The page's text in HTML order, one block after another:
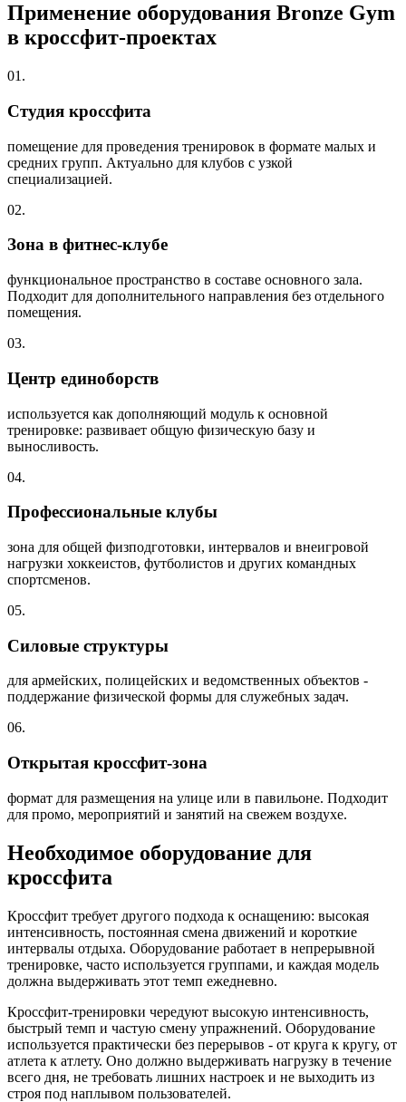
Применение оборудования Bronze Gym
в кроссфит-проектах
01.
Студия кроссфита
помещение для проведения тренировок в формате малых и
средних групп. Актуально для клубов с узкой
специализацией.
02.
Зона в фитнес-клубе
функциональное пространство в составе основного зала.
Подходит для дополнительного направления без отдельного
помещения.
03.
Центр единоборств
используется как дополняющий модуль к основной
тренировке: развивает общую физическую базу и
выносливость.
04.
Профессиональные клубы
зона для общей физподготовки, интервалов и внеигровой
нагрузки хоккеистов, футболистов и других командных
спортсменов.
05.
Силовые структуры
для армейских, полицейских и ведомственных объектов -
поддержание физической формы для служебных задач.
06.
Открытая кроссфит-зона
формат для размещения на улице или в павильоне. Подходит
для промо, мероприятий и занятий на свежем воздухе.
Необходимое оборудование для
кроссфита
Кроссфит требует другого подхода к оснащению: высокая
интенсивность, постоянная смена движений и короткие
интервалы отдыха. Оборудование работает в непрерывной
тренировке, часто используется группами, и каждая модель
должна выдерживать этот темп ежедневно.
Кроссфит-тренировки чередуют высокую интенсивность,
быстрый темп и частую смену упражнений. Оборудование
используется практически без перерывов - от круга к кругу, от
атлета к атлету. Оно должно выдерживать нагрузку в течение
всего дня, не требовать лишних настроек и не выходить из
строя под наплывом пользователей.